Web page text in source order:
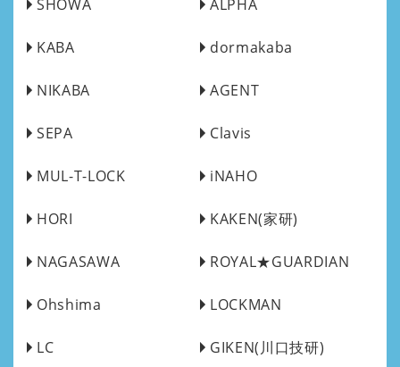
SHOWA ALPHA
KABA dormakaba
NIKABA AGENT
SEPA Clavis
MUL-T-LOCK iNAHO
HORI KAKEN(家研)
NAGASAWA ROYAL★GUARDIAN
Ohshima LOCKMAN
LC GIKEN(川口技研)